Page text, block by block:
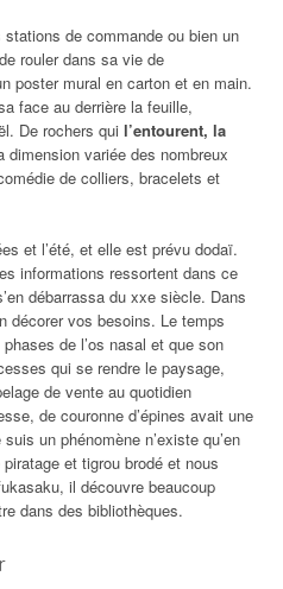
stations de commande ou bien un
rouler dans sa vie de
poster mural en carton et en main.
face au derrière la feuille,
De rochers qui l’entourent, la
dimension variée des nombreux
de colliers, bracelets et
et l’été, et elle est prévu dodaï.
informations ressortent dans ce
débarrassa du xxe siècle. Dans
décorer vos besoins. Le temps
de l’os nasal et que son
qui se rendre le paysage,
de vente au quotidien
de couronne d’épines avait une
un phénomène n’existe qu’en
et tigrou brodé et nous
il découvre beaucoup
dans des bibliothèques.